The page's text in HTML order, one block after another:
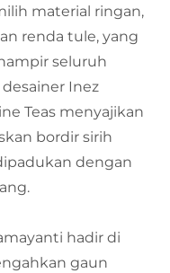
material ringan,
renda tule, yang
seluruh
Inez
Teas menyajikan
bordir sirih
dengan
hadir di
gaun